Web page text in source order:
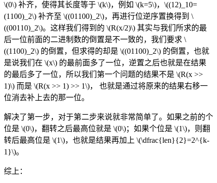
\(0\) 补齐，使得其长度等于 \(k\)，例如 \(k=5\)， \((12)_10=
(1100)_2\) 补齐至 \((01100)_2\)，再进行位逆序置换得到 \
((00110)_2\)。这样我们得到的 \(R(x/2)\) 其实与我们所求的最
后一位前面的二进制数的倒置是不一致的，我们要求 \
((1100)_2\) 的倒置，但求得的却是 \((01100)_2\) 的倒置，也就
是说我们在 \(x\) 的最前面多了一位，逆置之后也就是在结果
的最后多了一位，所以我们第一个问题的结果不是 \(R(x >>
1)\) 而是 \(R(x >> 1) >> 1\)， 也就是通过将原来的结果右移一
位消去补上去的那一位。
解决了第一步，对于第二步来说就非常简单了。如果之前的个
位是 \(0\)，翻转之后最高位就是 \(0\)；如果个位是 \(1\)，则翻
转后最高位是 \(1\)，也就是结果再加上 \(\dfrac{len}{2}=2^{k-
1}\)。
综上：